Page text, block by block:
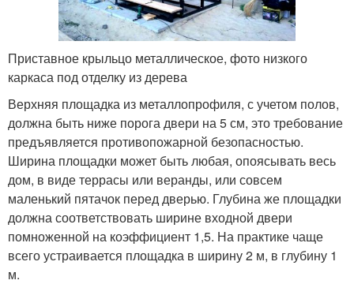
Приставное крыльцо металлическое, фото низкого
каркаса под отделку из дерева
Верхняя площадка из металлопрофиля, с учетом полов,
должна быть ниже порога двери на 5 см, это требование
предъявляется противопожарной безопасностью.
Ширина площадки может быть любая, опоясывать весь
дом, в виде террасы или веранды, или совсем
маленький пятачок перед дверью. Глубина же площадки
должна соответствовать ширине входной двери
помноженной на коэффициент 1,5. На практике чаще
всего устраивается площадка в ширину 2 м, в глубину 1
м.